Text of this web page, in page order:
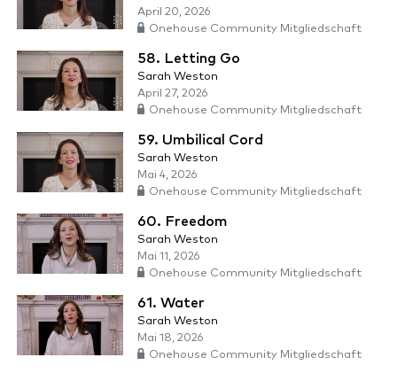
April 20, 2026
Onehouse Community Mitgliedschaft
58. Letting Go
Sarah Weston
April 27, 2026
Onehouse Community Mitgliedschaft
59. Umbilical Cord
Sarah Weston
Mai 4, 2026
Onehouse Community Mitgliedschaft
60. Freedom
Sarah Weston
Mai 11, 2026
Onehouse Community Mitgliedschaft
61. Water
Sarah Weston
Mai 18, 2026
Onehouse Community Mitgliedschaft